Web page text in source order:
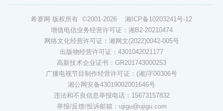
希赛网 版权所有 ©2001-2026 湘ICP备10203241号-12
增值电信业务经营许可证：湘B2-20210474
网络文化经营许可证：湘网文(2022)0042-005号
出版物经营许可证：4301042021177
高新技术企业证书：GR201743000253
广播电视节目制作经营许可证：(湘)字00306号
湘公网安备43019002001646号
违法和不良信息举报电话：15673157832
举报/反馈/投诉邮箱：ujigu@ujigu.com